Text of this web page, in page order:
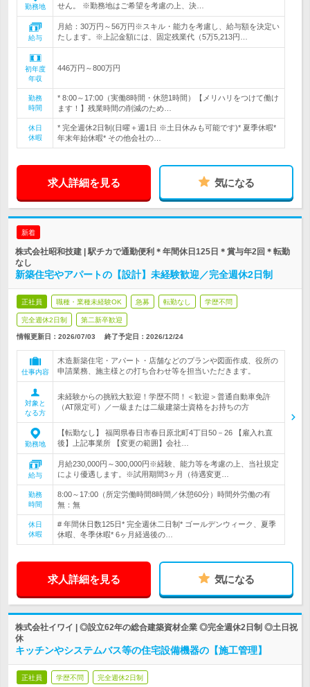
勤務地
せん。 ※勤務地はご希望を考慮の上、決…
給与
月給：30万円～56万円※スキル・能力を考慮し、給与額を決定い
たします。※上記金額には、固定残業代（5万5,213円…
初年度
年収
446万円～800万円
勤務
時間
* 8:00～17:00（実働8時間・休憩1時間）【メリハリをつけて働け
ます！】残業時間の削減のため…
休日
休暇
* 完全週休2日制(日曜＋週1日 ※土日休みも可能です)* 夏季休暇*
年末年始休暇* その他会社の…
求人詳細を見る 気になる
新着
株式会社昭和技建 | 駅チカで通勤便利＊年間休日125日＊賞与年2回＊転勤
なし
新築住宅やアパートの【設計】未経験歓迎／完全週休2日制
正社員 職種・業種未経験OK 急募 転勤なし 学歴不問
完全週休2日制 第二新卒歓迎
情報更新日：2026/07/03 終了予定日： 2026/12/24
仕事内容
木造新築住宅・アパート・店舗などのプランや図面作成、役所の
申請業務、施主様との打ち合わせ等を担当いただきます。
対象と
なる方
未経験からの挑戦大歓迎！学歴不問！＜歓迎＞普通自動車免許
（AT限定可）／一級または二級建築士資格をお持ちの方
勤務地
【転勤なし】 福岡県春日市春日原北町4丁目50－26 【雇入れ直
後】上記事業所 【変更の範囲】会社…
給与
月給230,000円～300,000円※経験、能力等を考慮の上、当社規定
により優遇します。※試用期間3ヶ月（待遇変更…
勤務
時間
8:00～17:00（所定労働時間8時間／休憩60分）時間外労働の有
無：無
休日
休暇
# 年間休日数125日* 完全週休二日制* ゴールデンウィーク、夏季
休暇、冬季休暇* 6ヶ月経過後の…
求人詳細を見る 気になる
株式会社イワイ | ◎設立62年の総合建築資材企業 ◎完全週休2日制 ◎土日祝
休
キッチンやシステムバス等の住宅設備機器の【施工管理】
正社員 学歴不問 完全週休2日制